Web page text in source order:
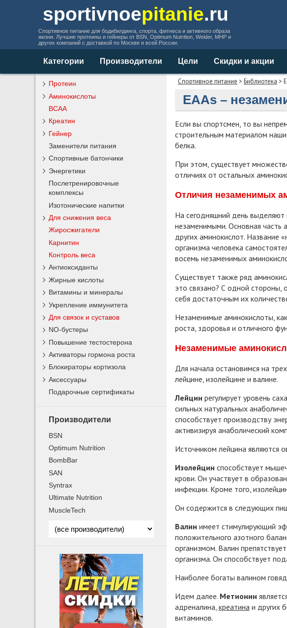
sportivnoepitanie.ru
Спортивное питание для бодибилдинга, спорта, фитнеса и активного образа
жизни. Лучшие протеины и гейнеры от BSN, Optimum Nutrition, Weider, MHP и
других компаний с доставкой по Москве и всей России.
Категории Производители Цели Скидки и акции
Спортивное питание > Библиотека >
EAAs –
Если вы спортсмен, то вы
строительным материалом
белка.
При этом, существует
отличиях от остальных
Отличия незаменимых
На сегодняшний день
незаменимыми. Основная часть
других аминокислот. Название
организма человека
восемь незаменимых
Существует также ряд
это связано? С одной стороны,
себя достаточным их
Незаменимые аминокислоты,
роста, здоровья и отличного
Незаменимые
Для начала остановимся на
лейцине, изолейцине и валине.
Лейцин регулирует уровень
сильных натуральных
способствует производству
активизируя анаболический
Источником лейцина являются
Изолейцин способствует
крови. Он участвует в
инфекции. Кроме того,
Он содержится в следующих
Валин имеет стимулирующий
положительного азотного
организмом. Валин
организма. Он способствует
Наиболее богаты валином
Идем далее. Метионин
адреналина, креатина и других
витаминов.
Протеин
Аминокислоты
BCAA
Креатин
Гейнер
Заменители питания
Спортивные батончики
Энергетики
Послетренировочные
комплексы
Изотонические напитки
Для снижения веса
Жиросжигатели
Карнитин
Контроль веса
Антиоксиданты
Жирные кислоты
Витамины и минералы
Укрепление иммунитета
Для связок и суставов
NO-бустеры
Повышение тестостерона
Активаторы гормона роста
Блокираторы кортизола
Аксессуары
Подарочные сертификаты
Производители
BSN
Optimum Nutrition
BombBar
SAN
Syntrax
Ultimate Nutrition
MuscleTech